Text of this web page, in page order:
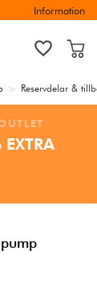
Information
> Reservdelar &